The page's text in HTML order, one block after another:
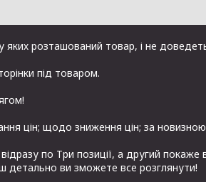
розташований товар, і не
під товаром.
цін; щодо зниження цін; за
по Три позиції, а другий
детально ви зможете все розглянути!